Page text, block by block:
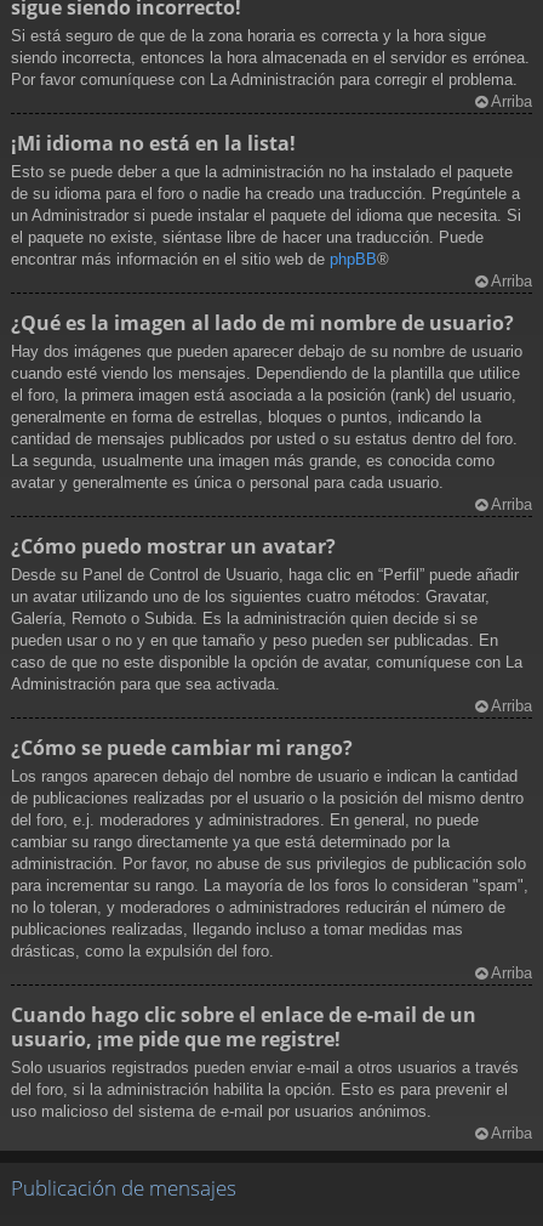
sigue siendo incorrecto!
Si está seguro de que de la zona horaria es correcta y la hora sigue
siendo incorrecta, entonces la hora almacenada en el servidor es errónea.
Por favor comuníquese con La Administración para corregir el problema.
Arriba
¡Mi idioma no está en la lista!
Esto se puede deber a que la administración no ha instalado el paquete
de su idioma para el foro o nadie ha creado una traducción. Pregúntele a
un Administrador si puede instalar el paquete del idioma que necesita. Si
el paquete no existe, siéntase libre de hacer una traducción. Puede
encontrar más información en el sitio web de phpBB®
Arriba
¿Qué es la imagen al lado de mi nombre de usuario?
Hay dos imágenes que pueden aparecer debajo de su nombre de usuario
cuando esté viendo los mensajes. Dependiendo de la plantilla que utilice
el foro, la primera imagen está asociada a la posición (rank) del usuario,
generalmente en forma de estrellas, bloques o puntos, indicando la
cantidad de mensajes publicados por usted o su estatus dentro del foro.
La segunda, usualmente una imagen más grande, es conocida como
avatar y generalmente es única o personal para cada usuario.
Arriba
¿Cómo puedo mostrar un avatar?
Desde su Panel de Control de Usuario, haga clic en “Perfil” puede añadir
un avatar utilizando uno de los siguientes cuatro métodos: Gravatar,
Galería, Remoto o Subida. Es la administración quien decide si se
pueden usar o no y en que tamaño y peso pueden ser publicadas. En
caso de que no este disponible la opción de avatar, comuníquese con La
Administración para que sea activada.
Arriba
¿Cómo se puede cambiar mi rango?
Los rangos aparecen debajo del nombre de usuario e indican la cantidad
de publicaciones realizadas por el usuario o la posición del mismo dentro
del foro, e.j. moderadores y administradores. En general, no puede
cambiar su rango directamente ya que está determinado por la
administración. Por favor, no abuse de sus privilegios de publicación solo
para incrementar su rango. La mayoría de los foros lo consideran "spam",
no lo toleran, y moderadores o administradores reducirán el número de
publicaciones realizadas, llegando incluso a tomar medidas mas
drásticas, como la expulsión del foro.
Arriba
Cuando hago clic sobre el enlace de e-mail de un
usuario, ¡me pide que me registre!
Solo usuarios registrados pueden enviar e-mail a otros usuarios a través
del foro, si la administración habilita la opción. Esto es para prevenir el
uso malicioso del sistema de e-mail por usuarios anónimos.
Arriba
Publicación de mensajes